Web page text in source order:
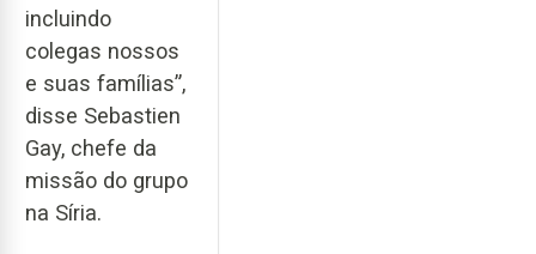
incluindo
colegas nossos
e suas famílias”,
disse Sebastien
Gay, chefe da
missão do grupo
na Síria.